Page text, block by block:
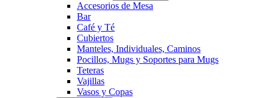
Accesorios de Mesa
Bar
Café y Té
Cubiertos
Manteles, Individuales, Caminos
Pocillos, Mugs y Soportes para Mugs
Teteras
Vajillas
Vasos y Copas